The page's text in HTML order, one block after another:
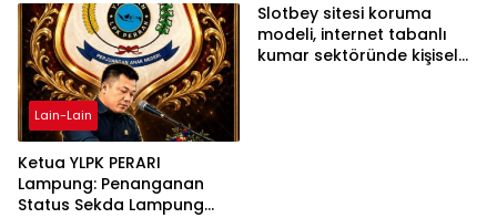
Lain-Lain
Ketua YLPK PERARI
Lampung: Penanganan
Status Sekda Lampung
Slotbey sitesi koruma
modeli, internet tabanlı
kumar sektöründe kişisel